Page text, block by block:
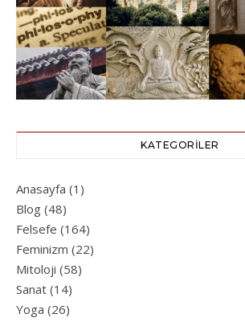
KATEGORILER
Anasayfa (1)
Blog (48)
Felsefe (164)
Feminizm (22)
Mitoloji (58)
Sanat (14)
Yoga (26)